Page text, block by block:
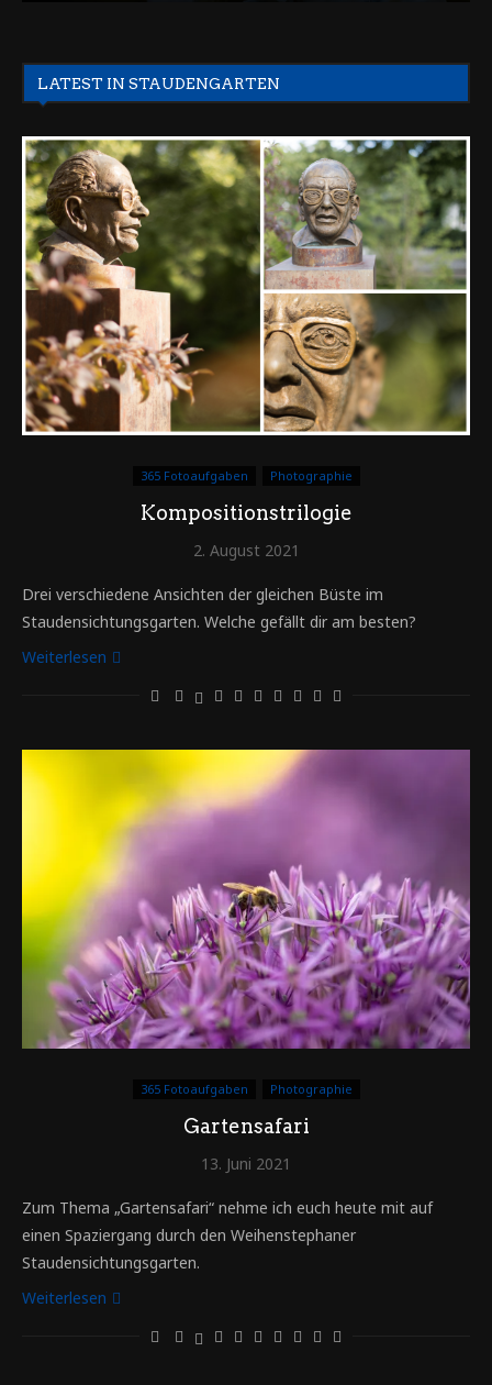
LATEST IN STAUDENGARTEN
365 Fotoaufgaben Photographie
Kompositionstrilogie
2. August 2021
Drei verschiedene Ansichten der gleichen Büste im
Staudensichtungsgarten. Welche gefällt dir am besten?
Weiterlesen
365 Fotoaufgaben Photographie
Gartensafari
13. Juni 2021
Zum Thema „Gartensafari“ nehme ich euch heute mit auf
einen Spaziergang durch den Weihenstephaner
Staudensichtungsgarten.
Weiterlesen